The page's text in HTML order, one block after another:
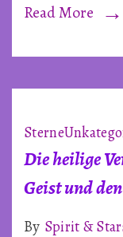
Read More
Sterne
Die heilige
Geist und
By Spirit &